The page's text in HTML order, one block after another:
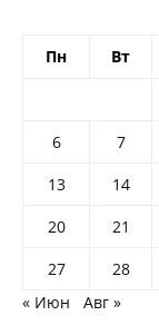
Пн Вт
6
7
13
14
20
21
27
28
« Июн
Авг »